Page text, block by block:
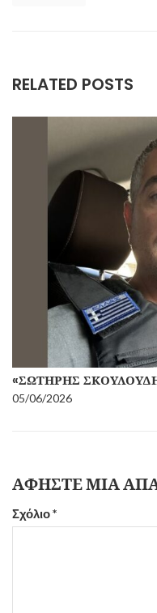
RELATED POSTS
«ΣΩΤΉΡΗΣ
05/06/2026
ΑΦΉΣΤΕ ΜΙΑ
Σχόλιο*